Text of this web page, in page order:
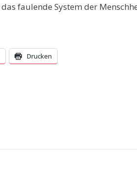
faulende System der
Drucken